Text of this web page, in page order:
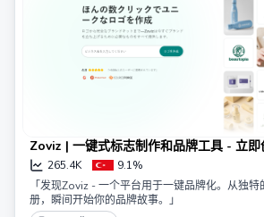
Zoviz | 一键式标志制作和品牌工具 - 立
265.4K 9.1%
「发现Zoviz - 一个平台用于一键品牌化。从独
册，瞬间开始你的品牌故事。」